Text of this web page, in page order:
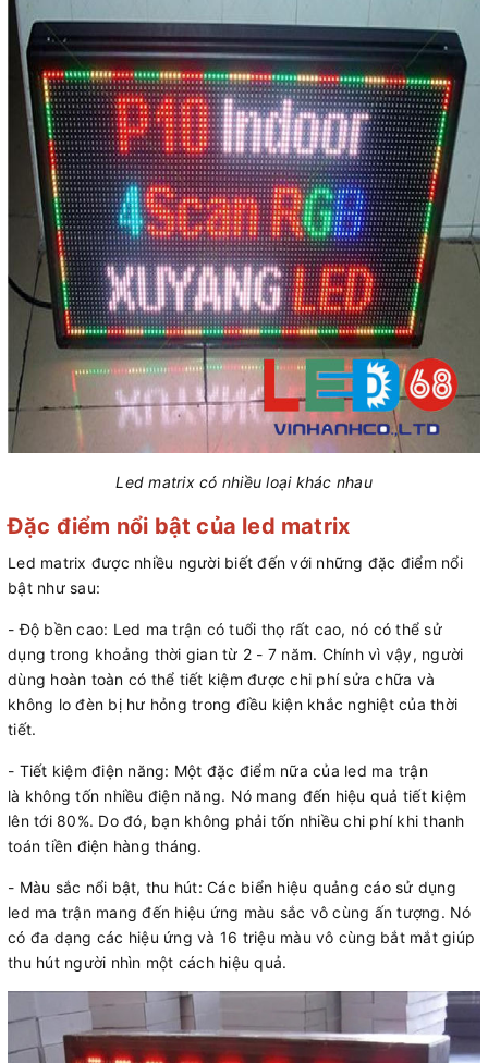
Led matrix có nhiều loại khác nhau
Đặc điểm nổi bật của led matrix
Led matrix được nhiều người biết đến với những đặc điểm nổi
bật như sau:
- Độ bền cao: Led ma trận có tuổi thọ rất cao, nó có thể sử
dụng trong khoảng thời gian từ 2 - 7 năm. Chính vì vậy, người
dùng hoàn toàn có thể tiết kiệm được chi phí sửa chữa và
không lo đèn bị hư hỏng trong điều kiện khắc nghiệt của thời
tiết.
- Tiết kiệm điện năng: Một đặc điểm nữa của led ma trận
là không tốn nhiều điện năng. Nó mang đến hiệu quả tiết kiệm
lên tới 80%. Do đó, bạn không phải tốn nhiều chi phí khi thanh
toán tiền điện hàng tháng.
- Màu sắc nổi bật, thu hút: Các biển hiệu quảng cáo sử dụng
led ma trận mang đến hiệu ứng màu sắc vô cùng ấn tượng. Nó
có đa dạng các hiệu ứng và 16 triệu màu vô cùng bắt mắt giúp
thu hút người nhìn một cách hiệu quả.